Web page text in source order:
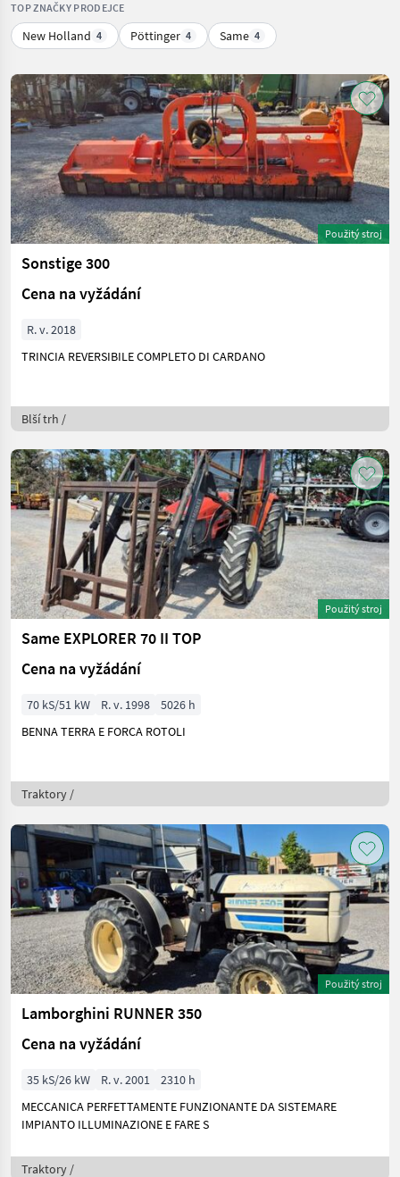
TOP ZNAČKY PRODEJCE
New Holland 4 Pöttinger 4 Same 4
Použitý stroj
Sonstige 300
Cena na vyžádání
R. v. 2018
TRINCIA REVERSIBILE COMPLETO DI CARDANO
Blší trh /
Použitý stroj
Same EXPLORER 70 II TOP
Cena na vyžádání
70 kS/51 kW R. v. 1998
5026 h
BENNA TERRA E FORCA ROTOLI
Traktory /
Použitý stroj
Lamborghini RUNNER 350
Cena na vyžádání
35 kS/26 kW R. v. 2001
2310 h
MECCANICA PERFETTAMENTE FUNZIONANTE DA SISTEMARE
IMPIANTO ILLUMINAZIONE E FARE S
Traktory /